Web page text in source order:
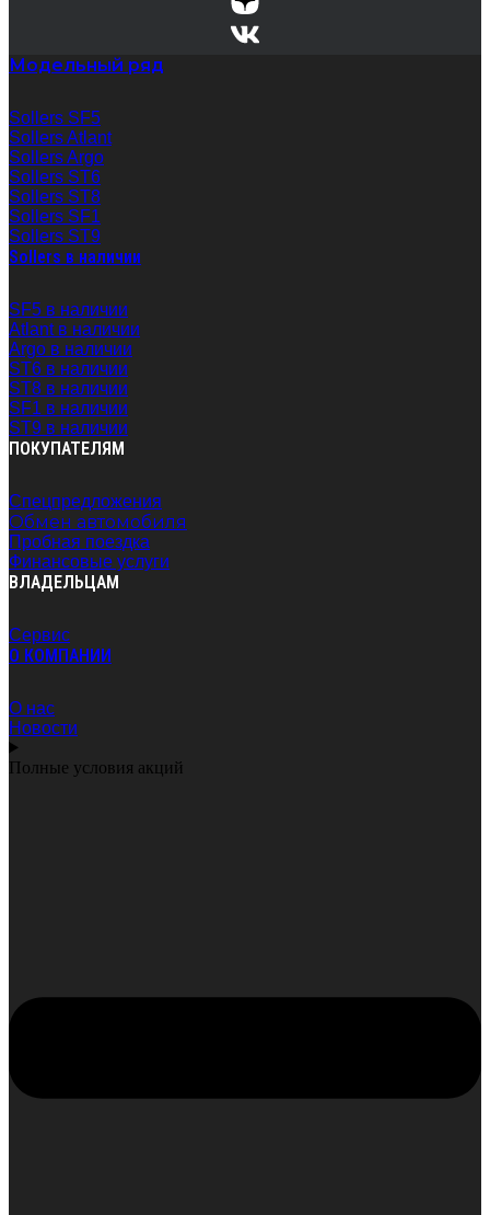
Модельный ряд
Sollers SF5
Sollers Atlant
Sollers Argo
Sollers ST6
Sollers ST8
Sollers SF1
Sollers ST9
Sollers в наличии
SF5 в наличии
Atlant в наличии
Argo в наличии
ST6 в наличии
ST8 в наличии
SF1 в наличии
ST9 в наличии
ПОКУПАТЕЛЯМ
Спецпредложения
Обмен автомобиля
Пробная поездка
Финансовые услуги
ВЛАДЕЛЬЦАМ
Сервис
O КОМПАНИИ
О нас
Новости
Полные условия акций